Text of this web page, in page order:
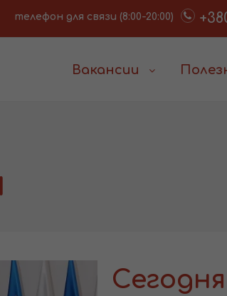
телефон для связи (8:00-20:00)
Вакансии